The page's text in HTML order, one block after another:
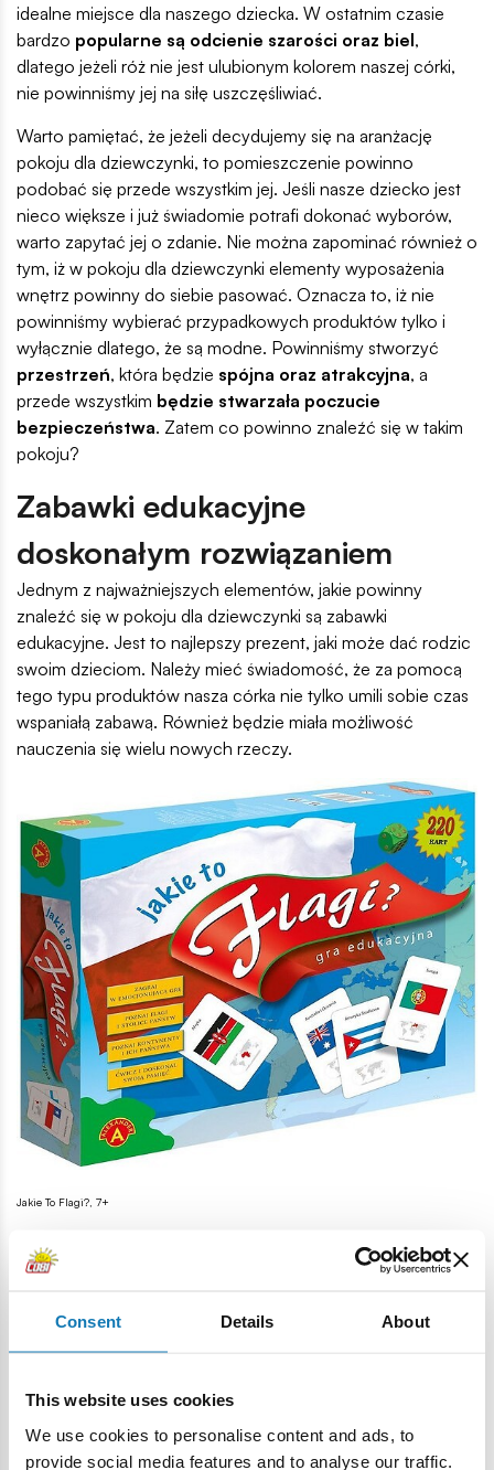
Consent Details About
This website uses cookies
We use cookies to personalise content and ads, to
provide social media features and to analyse our traffic.
idealne miejsce dla naszego dziecka. W ostatnim czasie
bardzo popularne są odcienie szarości oraz biel,
dlatego jeżeli róż nie jest ulubionym kolorem naszej córki,
nie powinniśmy jej na siłę uszczęśliwiać.
Warto pamiętać, że jeżeli decydujemy się na aranżację
pokoju dla dziewczynki, to pomieszczenie powinno
podobać się przede wszystkim jej. Jeśli nasze dziecko jest
nieco większe i już świadomie potrafi dokonać wyborów,
warto zapytać jej o zdanie. Nie można zapominać również o
tym, iż w pokoju dla dziewczynki elementy wyposażenia
wnętrz powinny do siebie pasować. Oznacza to, iż nie
powinniśmy wybierać przypadkowych produktów tylko i
wyłącznie dlatego, że są modne. Powinniśmy stworzyć
przestrzeń, która będzie spójna oraz atrakcyjna, a
przede wszystkim będzie stwarzała poczucie
bezpieczeństwa. Zatem co powinno znaleźć się w takim
pokoju?
Zabawki edukacyjne
doskonałym rozwiązaniem
Jednym z najważniejszych elementów, jakie powinny
znaleźć się w pokoju dla dziewczynki są zabawki
edukacyjne. Jest to najlepszy prezent, jaki może dać rodzic
swoim dzieciom. Należy mieć świadomość, że za pomocą
tego typu produktów nasza córka nie tylko umili sobie czas
wspaniałą zabawą. Również będzie miała możliwość
nauczenia się wielu nowych rzeczy.
Jakie To Flagi?, 7+
Lalki dla dzieci i Winx Club
wyposażyć również w
tradycyjne zabawki
. Doskonałym
wieku dziewczynki. Na rynku dostępne są między innymi
młodszych dziewczynek. Starsze podopieczne z